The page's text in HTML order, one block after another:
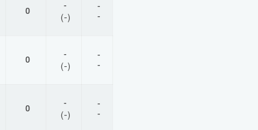
0
-
(-)
-
-
0
-
(-)
-
-
0
-
(-)
-
-